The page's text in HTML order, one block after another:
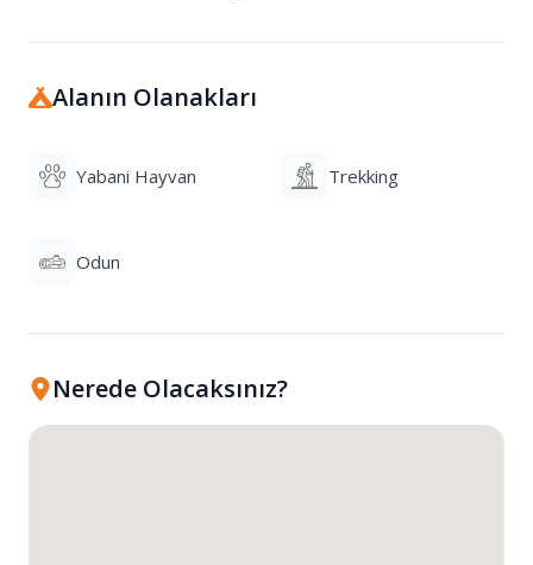
Alanın Olanakları
Yabani Hayvan Trekking
Odun
Nerede Olacaksınız?